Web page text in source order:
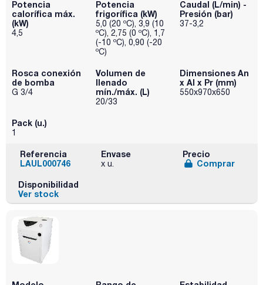
Potencia
calorífica máx.
(kW)
4,5
Potencia
frigorífica (kW)
5,0 (20 ºC), 3,9 (10
ºC), 2,75 (0 ºC), 1,7
(-10 ºC), 0,90 (-20
ºC)
Caudal (L/min) -
Presión (bar)
37-3,2
Rosca conexión
de bomba
G 3/4
Volumen de
llenado
mín./máx. (L)
20/33
Dimensiones An
x Al x Pr (mm)
550x970x650
Pack (u.)
1
Referencia
LAUL000746
Envase
x u.
Precio
Comprar
Disponibilidad
Ver stock